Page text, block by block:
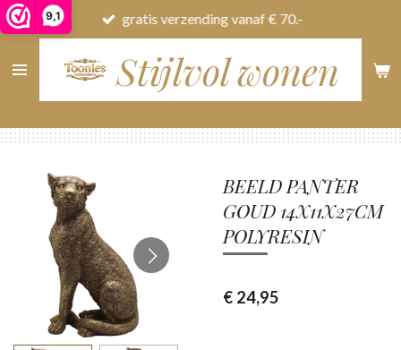
9,1
Ga
direct
naar
Stijlvol wonen
gratis verzending vanaf € 70.-
BEELD PANTER
GOUD 14X11X27CM
POLYRESIN
€ 24,95